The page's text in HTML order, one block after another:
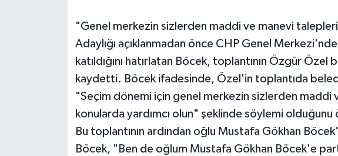
"Genel merkezin sizlerden maddi ve manevi
Adaylığı açıklanmadan önce CHP Genel
katıldığını hatırlatan Böcek, toplantının Özgür Özel
kaydetti. Böcek ifadesinde, Özel'in toplantıda
"Seçim dönemi için genel merkezin sizlerden maddi
konularda yardımcı olun" şeklinde söylemi olduğunu
Bu toplantının ardından oğlu Mustafa Gökhan
Böcek, "Ben de oğlum Mustafa Gökhan Böcek'e